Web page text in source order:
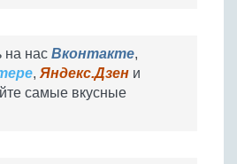
на нас Вконтакте,
, Яндекс.Дзен и
самые вкусные